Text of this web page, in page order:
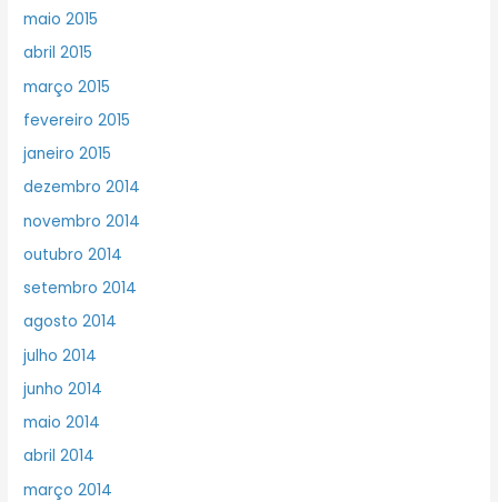
maio 2015
abril 2015
março 2015
fevereiro 2015
janeiro 2015
dezembro 2014
novembro 2014
outubro 2014
setembro 2014
agosto 2014
julho 2014
junho 2014
maio 2014
abril 2014
março 2014